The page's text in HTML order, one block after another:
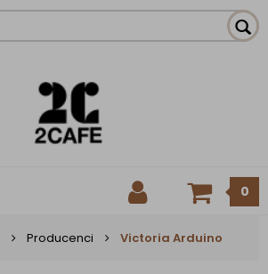
0
Producenci Victoria Arduino